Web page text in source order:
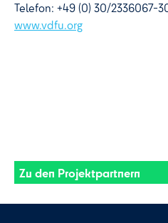
Telefon: +49 (0) 30/2336067-
www.vdfu.org
Zu den Projektpartnern